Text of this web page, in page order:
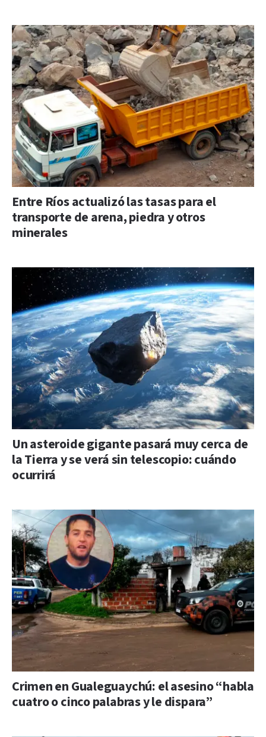
Entre Ríos actualizó las tasas para el
transporte de arena, piedra y otros
minerales
Un asteroide gigante pasará muy cerca de
la Tierra y se verá sin telescopio: cuándo
ocurrirá
Crimen en Gualeguaychú: el asesino “habla
cuatro o cinco palabras y le dispara”